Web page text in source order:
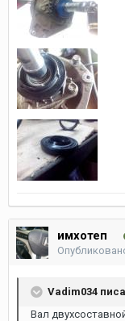
имхотеп
Vadim034
Вал